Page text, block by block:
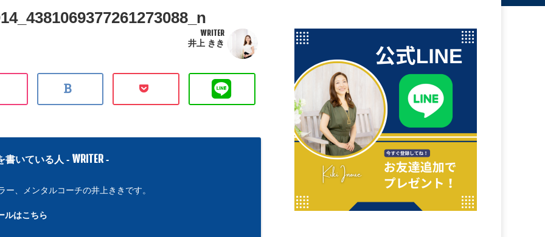
WRITER
井上 きき
書いている人 - WRITER -
ー、メンタルコーチの井上ききです。
ルはこちら